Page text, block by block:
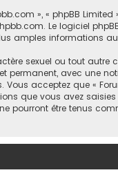
», « phpBB
. Le logiciel
amples informations au
sexuel ou tout autre
permanent, avec une
acceptez que «
que vous avez
pourront être tenus